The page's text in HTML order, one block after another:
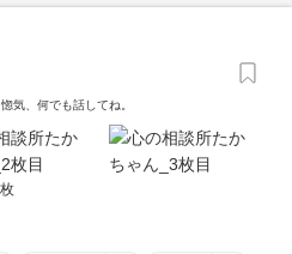
気、何でも話してね。